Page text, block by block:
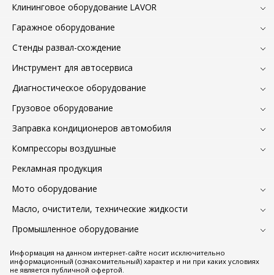
Клининговое оборудование LAVOR
Гаражное оборудование
Стенды развал-схождение
Инструмент для автосервиса
Диагностическое оборудование
Грузовое оборудование
Заправка кондиционеров автомобиля
Компрессоры воздушные
Рекламная продукция
Мото оборудование
Масло, очистители, технические жидкости
Промышленное оборудование
Информация на данном интернет-сайте носит исключительно
информационный (ознакомительный) характер и ни при каких условиях
не является публичной офертой.